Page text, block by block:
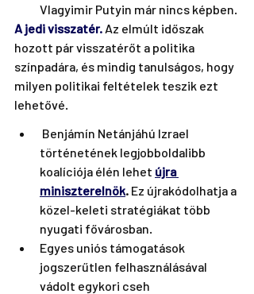
Vlagyimir Putyin már nincs képben.
A jedi visszatér. Az elmúlt időszak
hozott pár visszatérőt a politika
színpadára, és mindig tanulságos, hogy
milyen politikai feltételek teszik ezt
lehetővé.
történetének legjobboldalibb
koalíciója élén lehet újra
miniszterelnök. Ez újrakódolhatja a
közel-keleti stratégiákat több
nyugati fővárosban.
Egyes uniós támogatások
jogszerűtlen felhasználásával
vádolt egykori cseh